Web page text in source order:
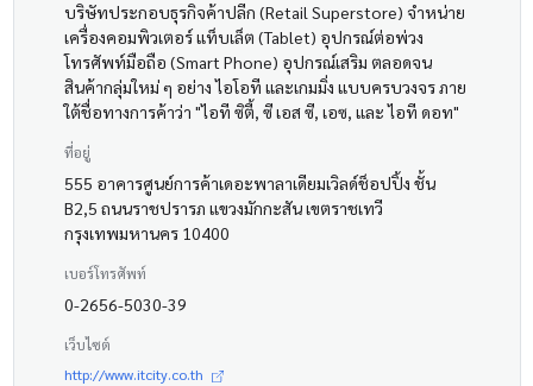
บริษัทประกอบธุรกิจค้าปลีก (Retail Superstore) จำหน่าย
เครื่องคอมพิวเตอร์ แท็บเล็ต (Tablet) อุปกรณ์ต่อพ่วง
โทรศัพท์มือถือ (Smart Phone) อุปกรณ์เสริม ตลอดจน
สินค้ากลุ่มใหม่ ๆ อย่าง ไอโอที และเกมมิ่ง แบบครบวงจร ภาย
ใต้ชื่อทางการค้าว่า "ไอที ซิตี้, ซี เอส ซี, เอซ, และ ไอที ดอท"
ที่อยู่
555 อาคารศูนย์การค้าเดอะพาลาเดียมเวิลด์ช็อปปิ้ง ชั้น
B2,5 ถนนราชปรารภ แขวงมักกะสัน เขตราชเทวี
กรุงเทพมหานคร 10400
เบอร์โทรศัพท์
0-2656-5030-39
เว็บไซต์
http://www.itcity.co.th